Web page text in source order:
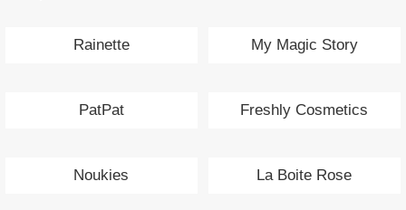
Rainette My Magic Story
PatPat Freshly Cosmetics
Noukies La Boite Rose